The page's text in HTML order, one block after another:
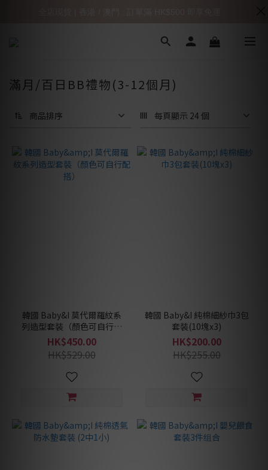
滿月/百日BB禮物(3-12個月)
商品排序 每頁顯示 24 個
韓國 Baby&I 莫代爾羅紋系
列造型套裝（顏色可自行配
搭）
HK$450.00
HK$529.00
韓國 Baby&I 純棉細紗巾3包
套裝(10塊x3)
HK$200.00
HK$255.00